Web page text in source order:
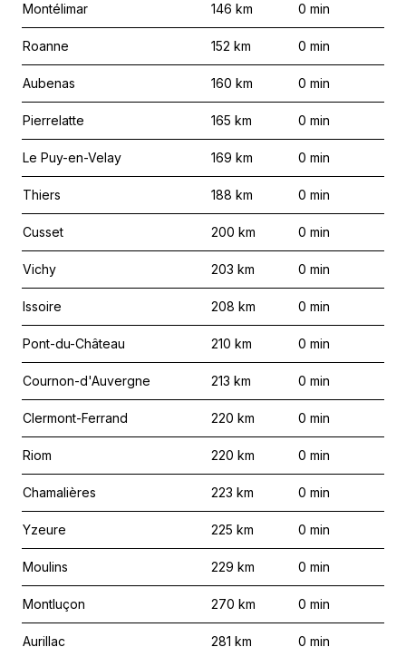
Montélimar 146 km 0 min
Roanne 152 km 0 min
Aubenas 160 km 0 min
Pierrelatte 165 km 0 min
Le Puy-en-Velay 169 km 0 min
Thiers 188 km 0 min
Cusset 200 km 0 min
Vichy 203 km 0 min
Issoire 208 km 0 min
Pont-du-Château 210 km 0 min
Cournon-d'Auvergne 213 km 0 min
Clermont-Ferrand 220 km 0 min
Riom 220 km 0 min
Chamalières 223 km 0 min
Yzeure 225 km 0 min
Moulins 229 km 0 min
Montluçon 270 km 0 min
Aurillac 281 km 0 min